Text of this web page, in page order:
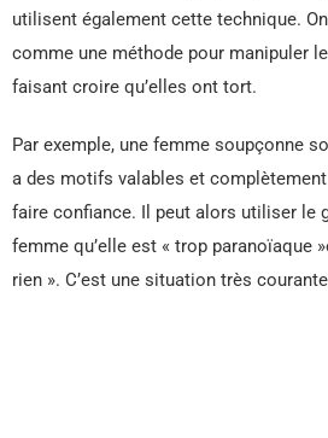
utilisent également cette technique.
comme une méthode pour manipuler
faisant croire qu’elles ont tort.
Par exemple, une femme soupçonne
a des motifs valables et
faire confiance. Il peut alors utiliser le
femme qu’elle est « trop paranoïaque
rien ». C’est une situation très